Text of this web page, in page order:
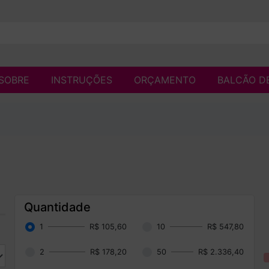
INSTRUÇÕES ORÇAMENTO BALCÃO
Quantidade
1 R$ 105,60 10 R$ 547,80
2 R$ 178,20 50 R$ 2.336,40